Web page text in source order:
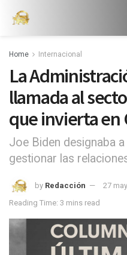
Home Internacional
La
llamada al
que invierta en
Joe Biden designaba
gestionar las
by Redacción
27
Reading Time: 3 mins read